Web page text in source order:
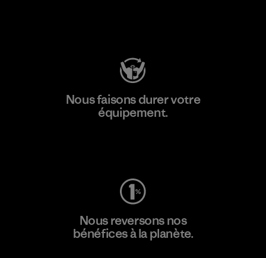
Nous faisons durer votre
équipement.
Nous reversons nos
bénéfices à la planète.